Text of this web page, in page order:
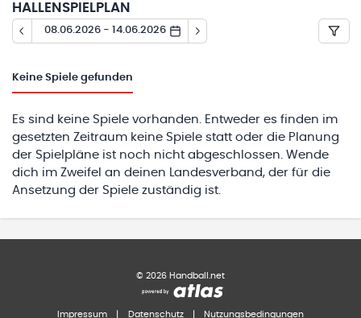
HALLENSPIELPLAN
08.06.2026 - 14.06.2026
Keine Spiele gefunden
Es sind keine Spiele vorhanden. Entweder es finden im
gesetzten Zeitraum keine Spiele statt oder die Planung
der Spielpläne ist noch nicht abgeschlossen. Wende
dich im Zweifel an deinen Landesverband, der für die
Ansetzung der Spiele zuständig ist.
© 2026 Handball.net
Impressum Datenschutz Nutzungsbedingungen